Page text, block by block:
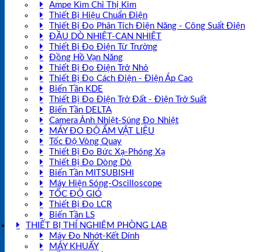
Ampe Kìm Chỉ Thị Kim
Thiết Bị Hiệu Chuẩn Điện
Thiết Bị Đo Phân Tích Điện Năng - Công Suất Điện
ĐẦU DÒ NHIỆT-CAN NHIỆT
Thiết Bị Đo Điện Từ Trường
Đồng Hồ Vạn Năng
Thiết Bị Đo Điện Trở Nhỏ
Thiết Bị Đo Cách Điện - Điện Áp Cao
Biến Tần KDE
Thiết Bị Đo Điện Trở Đất - Điện Trở Suất
Biến Tần DELTA
Camera Ảnh Nhiệt-Súng Đo Nhiệt
MÁY ĐO ĐỘ ẨM VẬT LIỆU
Tốc Độ Vòng Quay
Thiết Bị Đo Bức Xạ-Phóng Xạ
Thiết Bị Đo Dòng Dò
Biến Tần MITSUBISHI
Máy Hiện Sóng-Oscilloscope
TỐC ĐỘ GIÓ
Thiết Bị Đo LCR
Biến Tần LS
THIẾT BỊ THÍ NGHIỆM PHÒNG LAB
Máy Đo Nhớt-Kết Dính
MÁY KHUẤY